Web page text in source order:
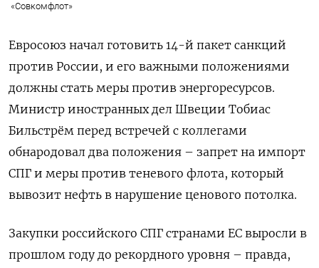
«Совкомфлот»
Евросоюз начал готовить 14-й пакет санкций
против России, и его важными положениями
должны стать меры против энергоресурсов.
Министр иностранных дел Швеции Тобиас
Бильстрём перед встречей с коллегами
обнародовал два положения – запрет на импорт
СПГ и меры против теневого флота, который
вывозит нефть в нарушение ценового потолка.
Закупки российского СПГ странами ЕС выросли в
прошлом году до рекордного уровня – правда,